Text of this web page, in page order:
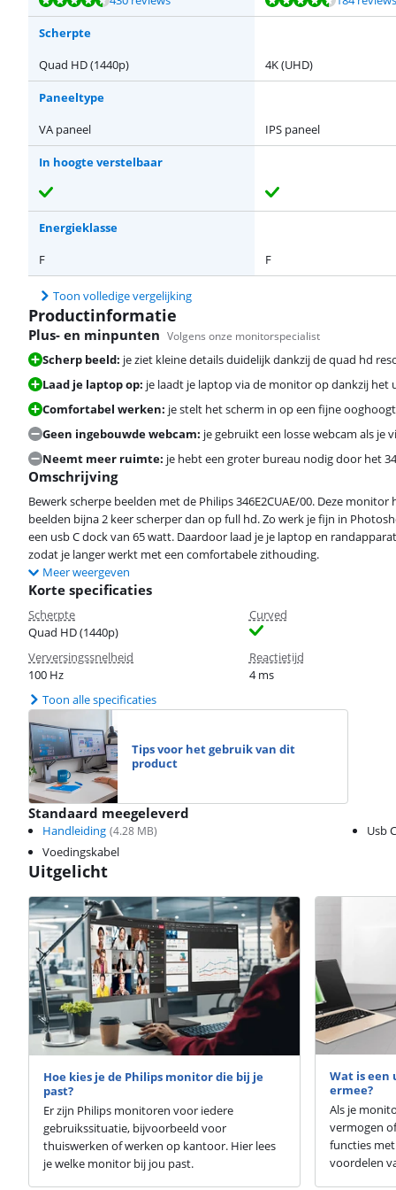
Scherpte
Quad HD (1440p)
4K (UHD)
Paneeltype
VA paneel
IPS paneel
In hoogte verstelbaar
Energieklasse
F
F
Toon volledige vergelijking
Productinformatie
Plus- en minpunten Volgens onze monitorspecialist
Scherp beeld: je ziet kleine details duidelijk dankzij de quad hd
Laad je laptop op: je laadt je laptop via de monitor op dankzij het
Comfortabel werken: je stelt het scherm in op een fijne
Geen ingebouwde webcam: je gebruikt een losse webcam als
Neemt meer ruimte: je hebt een groter bureau nodig door het
Omschrijving
Bewerk scherpe beelden met de Philips 346E2CUAE/00. Deze
beelden bijna 2 keer scherper dan op full hd. Zo werk je fijn in
een usb C dock van 65 watt. Daardoor laad je je laptop en
zodat je langer werkt met een comfortabele zithouding.
Meer weergeven
Korte specificaties
Scherpte
Quad HD (1440p)
Curved
Verversingssnelheid
100 Hz
Reactietijd
4 ms
Toon alle specificaties
Tips voor het gebruik van dit
product
Standaard meegeleverd
Handleiding (4.28 MB)
Voedingskabel
Usb
Uitgelicht
Hoe kies je de Philips monitor die bij je
past?
Er zijn Philips monitoren voor iedere
gebruikssituatie, bijvoorbeeld voor
thuiswerken of werken op kantoor. Hier lees
je welke monitor bij jou past.
Wat is een
ermee?
Als je
vermogen
functies met
voordelen